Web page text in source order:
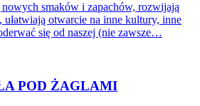
smaków i zapachów, rozwijają
otwarcie na inne kultury, inne
się od naszej (nie zawsze…
POD ŻAGLAMI